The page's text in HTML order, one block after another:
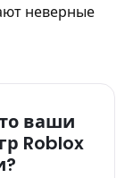
неверные
ваши
Roblox